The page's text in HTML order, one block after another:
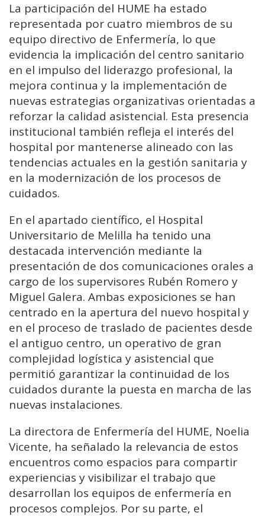
La participación del HUME ha estado
representada por cuatro miembros de su
equipo directivo de Enfermería, lo que
evidencia la implicación del centro sanitario
en el impulso del liderazgo profesional, la
mejora continua y la implementación de
nuevas estrategias organizativas orientadas a
reforzar la calidad asistencial. Esta presencia
institucional también refleja el interés del
hospital por mantenerse alineado con las
tendencias actuales en la gestión sanitaria y
en la modernización de los procesos de
cuidados.
En el apartado científico, el Hospital
Universitario de Melilla ha tenido una
destacada intervención mediante la
presentación de dos comunicaciones orales a
cargo de los supervisores Rubén Romero y
Miguel Galera. Ambas exposiciones se han
centrado en la apertura del nuevo hospital y
en el proceso de traslado de pacientes desde
el antiguo centro, un operativo de gran
complejidad logística y asistencial que
permitió garantizar la continuidad de los
cuidados durante la puesta en marcha de las
nuevas instalaciones.
La directora de Enfermería del HUME, Noelia
Vicente, ha señalado la relevancia de estos
encuentros como espacios para compartir
experiencias y visibilizar el trabajo que
desarrollan los equipos de enfermería en
procesos complejos. Por su parte, el